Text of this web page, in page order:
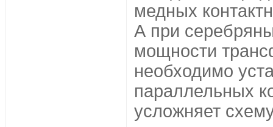
медных
А при
мощности
необходимо
параллельных
усложняет